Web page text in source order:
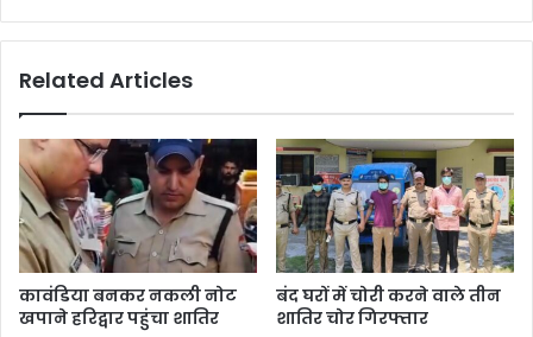
Related Articles
कावंडिया बनकर नकली नोट
खपाने हरिद्वार पहुंचा शातिर
बंद घरों में चोरी करने वाले तीन
शातिर चोर गिरफ्तार